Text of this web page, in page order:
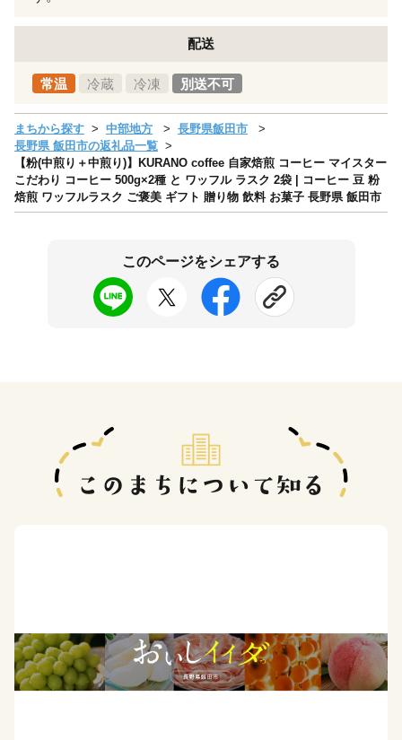
配送
常温 冷蔵 冷凍 別送不可
まちから探す 中部地方
長野県飯田市
長野県 飯田市の返礼品一覧
【粉(中煎り＋中煎り)】KURANO coffee 自家焙煎 コーヒー マイスター
こだわり コーヒー 500g×2種 と ワッフル ラスク 2袋 | コーヒー 豆 粉
焙煎 ワッフルラスク ご褒美 ギフト 贈り物 飲料 お菓子 長野県 飯田市
このページをシェアする